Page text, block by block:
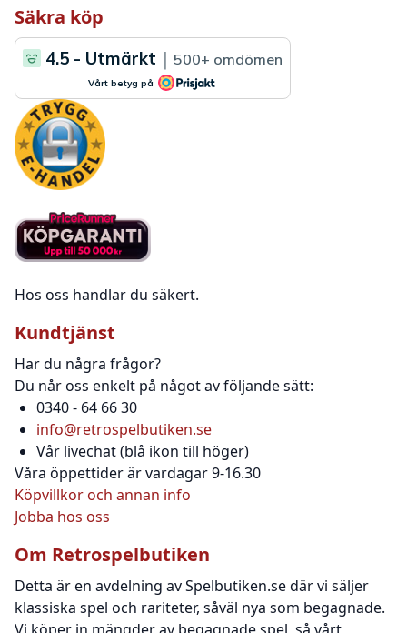
Säkra köp
Hos oss handlar du säkert.
Kundtjänst
Har du några frågor?
Du når oss enkelt på något av följande sätt:
0340 - 64 66 30
info@retrospelbutiken.se
Vår livechat (blå ikon till höger)
Våra öppettider är vardagar 9-16.30
Köpvillkor och annan info
Jobba hos oss
Om Retrospelbutiken
Detta är en avdelning av Spelbutiken.se där vi säljer
klassiska spel och rariteter, såväl nya som begagnade.